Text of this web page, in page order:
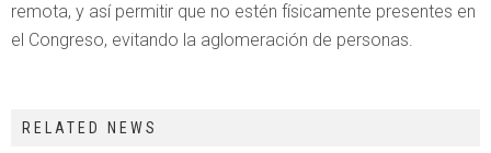
remota, y así permitir que no estén físicamente presentes en
el Congreso, evitando la aglomeración de personas.
RELATED NEWS